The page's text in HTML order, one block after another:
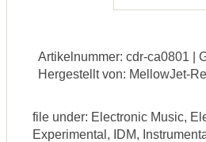
Artikelnummer: cdr-ca0801 |
Hergestellt von: MellowJet-
file under: Electronic Music,
Experimental, IDM,